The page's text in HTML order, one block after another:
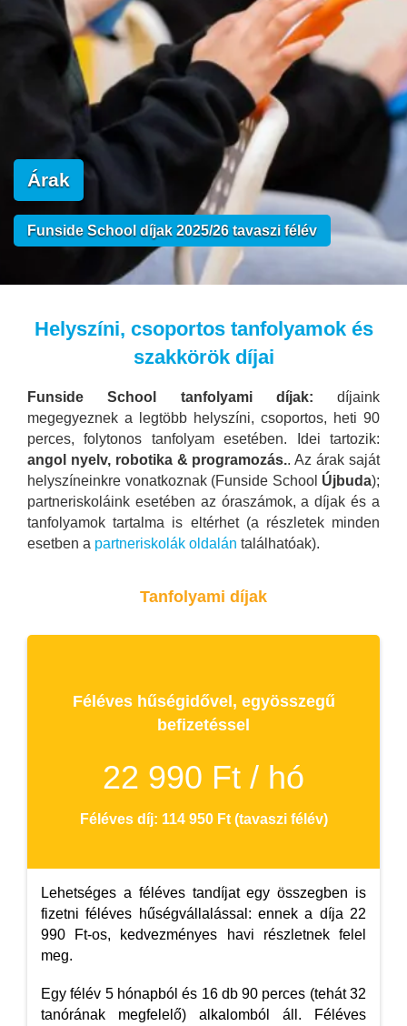
Árak
Funside School díjak 2025/26 tavaszi félév
Helyszíni, csoportos tanfolyamok és
szakkörök díjai
Funside School tanfolyami díjak: díjaink
megegyeznek a legtöbb helyszíni, csoportos, heti 90
perces, folytonos tanfolyam esetében. Idei tartozik:
angol nyelv, robotika & programozás.. Az árak saját
helyszíneinkre vonatkoznak (Funside School Újbuda);
partneriskoláink esetében az óraszámok, a díjak és a
tanfolyamok tartalma is eltérhet (a részletek minden
esetben a partneriskolák oldalán találhatóak).
Tanfolyami díjak
Féléves hűségidővel, egyösszegű
befizetéssel
22 990 Ft / hó
Féléves díj: 114 950 Ft (tavaszi félév)
Lehetséges a féléves tandíjat egy összegben is
fizetni féléves hűségvállalással: ennek a díja 22
990 Ft-os, kedvezményes havi részletnek felel
meg.
Egy félév 5 hónapból és 16 db 90 perces (tehát 32
tanórának megfelelő) alkalomból áll. Féléves